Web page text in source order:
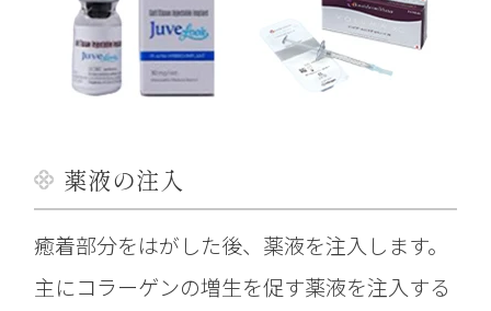
薬液の注入
癒着部分をはがした後、薬液を注入します。
主にコラーゲンの増生を促す薬液を注入する